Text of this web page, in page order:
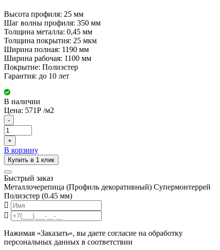
Высота профиля: 25 мм
Шаг волны профиля: 350 мм
Толщина металла: 0,45 мм
Толщина покрытия: 25 мкм
Ширина полная: 1190 мм
Ширина рабочая: 1100 мм
Покрытие: Полиэстер
Гарантия: до 10 лет
В наличии
Цена: 571Р /м2
-
+
В корзину
Купить в 1 клик
Быстрый заказ
Металлочерепица (Профиль декоративный) Супермонтеррей
Полиэстер (0.45 мм)
Нажимая «Заказать», вы даете согласие на обработку
персональных данных в соответствии